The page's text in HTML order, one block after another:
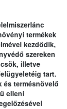
termékek
kezdődik,
szereken
illetve
tart.
és termésnövelő
elleni